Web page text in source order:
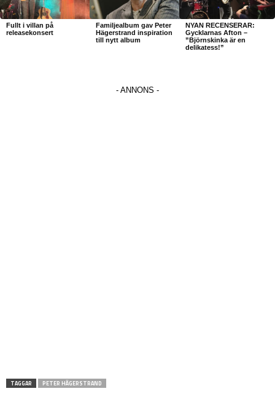
Fullt i villan på
releasekonsert
Familjealbum gav Peter
Hägerstrand inspiration
till nytt album
NYAN RECENSERAR:
Gycklarnas Afton –
”Björnskinka är en
delikatess!”
TAGGAR PETER HÄGERSTRAND